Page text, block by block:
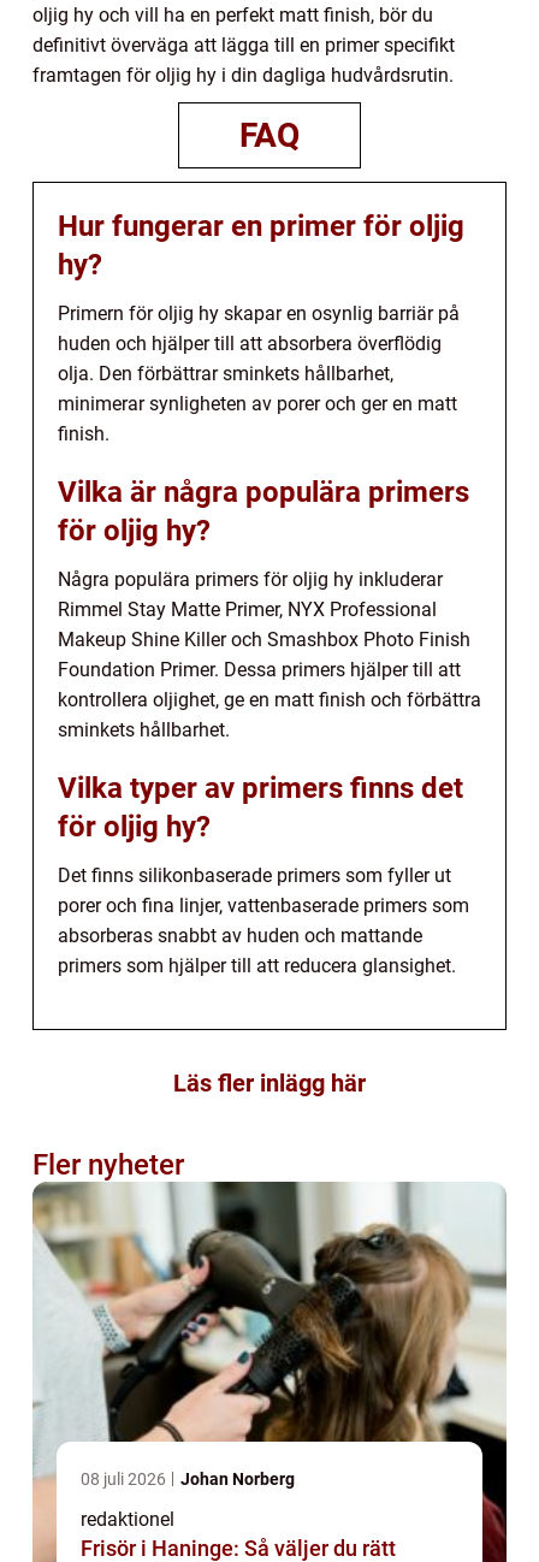
oljig hy och vill ha en perfekt matt finish, bör du
definitivt överväga att lägga till en primer specifikt
framtagen för oljig hy i din dagliga hudvårdsrutin.
FAQ
Hur fungerar en primer för oljig
hy?
Primern för oljig hy skapar en osynlig barriär på
huden och hjälper till att absorbera överflödig
olja. Den förbättrar sminkets hållbarhet,
minimerar synligheten av porer och ger en matt
finish.
Vilka är några populära primers
för oljig hy?
Några populära primers för oljig hy inkluderar
Rimmel Stay Matte Primer, NYX Professional
Makeup Shine Killer och Smashbox Photo Finish
Foundation Primer. Dessa primers hjälper till att
kontrollera oljighet, ge en matt finish och förbättra
sminkets hållbarhet.
Vilka typer av primers finns det
för oljig hy?
Det finns silikonbaserade primers som fyller ut
porer och fina linjer, vattenbaserade primers som
absorberas snabbt av huden och mattande
primers som hjälper till att reducera glansighet.
Läs fler inlägg här
Fler nyheter
08 juli 2026 Johan Norberg
redaktionel
Frisör i Haninge: Så väljer du rätt